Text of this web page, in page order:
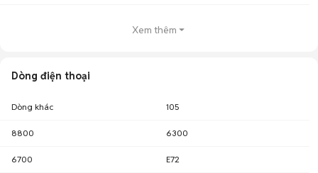
Xem thêm
Dòng điện thoại
Dòng khác 105
8800 6300
6700 E72